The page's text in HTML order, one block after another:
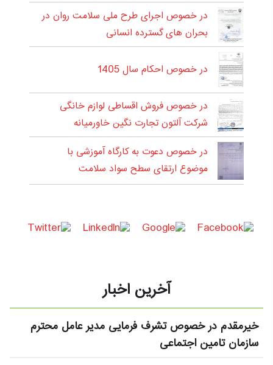
در خصوص اجرای طرح ملی سلامت روان در
بحران های گسترده انسانی
در خصوص احکام سال 1405
در خصوص فروش اقساطی لوازم خانگی
شرکت آلتون تجارت نگین خاورمیانه
در خصوص دعوت به کارگاه آموزشی با
موضوع ارتقای سطح سواد سلامت
آخرین اخبار
خیرمقدم در خصوص تشرف فرمایی مدیر عامل محترم
سازمان تامین اجتماعی